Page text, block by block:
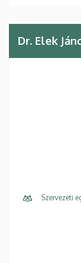
Dr. Elek
Szervezeti